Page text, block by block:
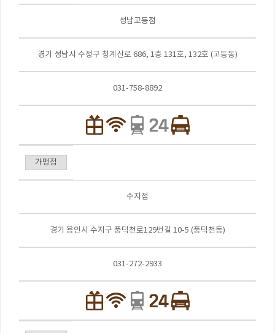
성남고등점
경기 성남시 수정구 청계산로 686, 1층 131호, 132호 (고등동)
031-758-8892
가맹점
수지점
경기 용인시 수지구 풍덕천로129번길 10-5 (풍덕천동)
031-272-2933